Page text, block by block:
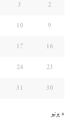
2
3
9
10
16
17
23
24
30
31
« يونيو